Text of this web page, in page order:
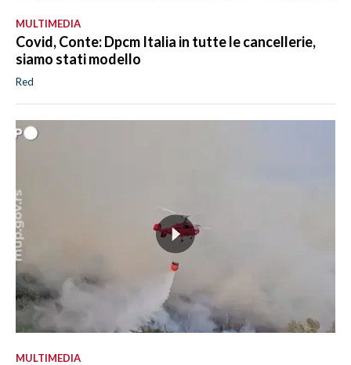
MULTIMEDIA
Covid, Conte: Dpcm Italia in tutte le cancellerie,
siamo stati modello
Red
MULTIMEDIA